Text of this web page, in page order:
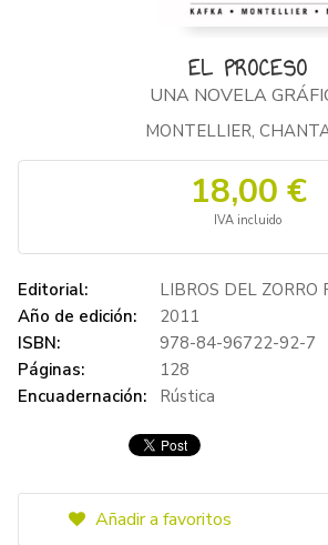
EL PROCESO
UNA NOVELA
MONTELLIER,
18,00 €
IVA incluido
Editorial:
LIBROS DEL ZORRO
Año de edición:
2011
ISBN:
978-84-96722-92-7
Páginas:
128
Encuadernación:
Rústica
Añadir a favoritos